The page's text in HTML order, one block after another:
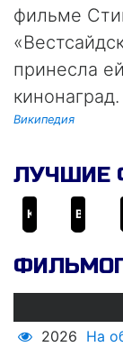
фильме
принесла
кинонаград.
Википедия
ЛУЧШИЕ
2026 На